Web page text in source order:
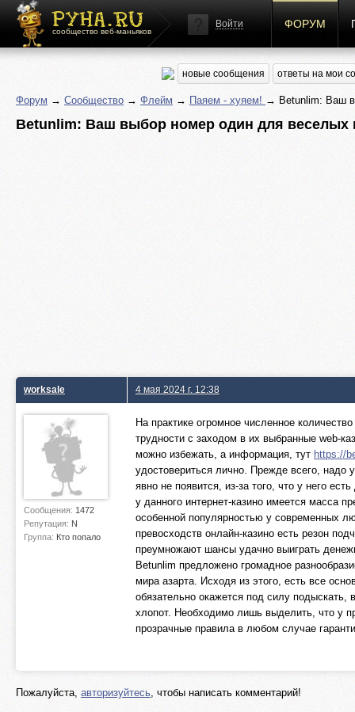
сообщество веб-маньяков
Войти ФОРУМ
новые сообщения ответы на мои
Форум → Сообщество → Флейм → Паяем - хуяем! → Betunlim: Ваш
Betunlim: Ваш выбор номер один для веселых
worksale
Сообщения: 1472
Репутация: N
Группа: Кто попало
4 мая 2024 г. 12:38
На практике огромное численное
трудности с заходом в их выбранные web-
можно избежать, а информация, тут https://
удостовериться лично. Прежде всего, надо
явно не появится, из-за того, что у него
у данного интернет-казино имеется масса
особенной популярностью у современных
превосходств онлайн-казино есть резон
преумножают шансы удачно выиграть
Betunlim предложено громадное
мира азарта. Исходя из этого, есть все
обязательно окажется под силу подыскать,
хлопот. Необходимо лишь выделить, что у
прозрачные правила в любом случае
Пожалуйста, авторизуйтесь, чтобы написать комментарий!